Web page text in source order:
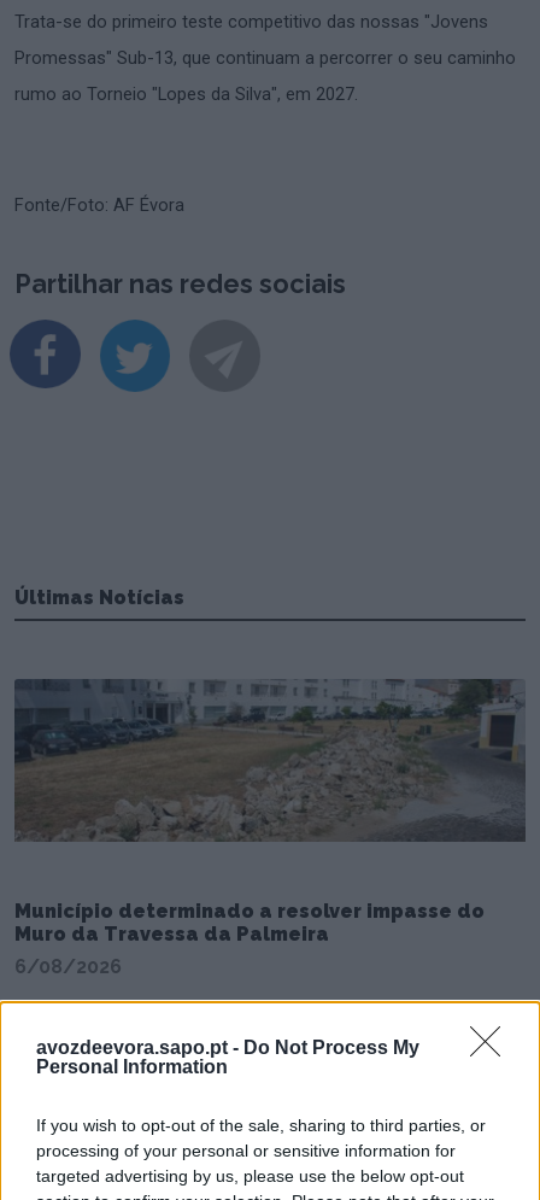
avozdeevora.sapo.pt - Do Not Process My
Personal Information
If you wish to opt-out of the sale, sharing to third parties, or
processing of your personal or sensitive information for
targeted advertising by us, please use the below opt-out
Trata-se do primeiro teste competitivo das nossas "Jovens
Promessas" Sub-13, que continuam a percorrer o seu caminho
rumo ao Torneio "Lopes da Silva", em 2027.
Fonte/Foto: AF Évora
Partilhar nas redes sociais
Últimas Notícias
Município determinado a resolver impasse do
Muro da Travessa da Palmeira
6/08/2026